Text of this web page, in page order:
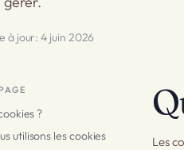
à jour:4 juin 2026
?
utilisons les cookies
Les